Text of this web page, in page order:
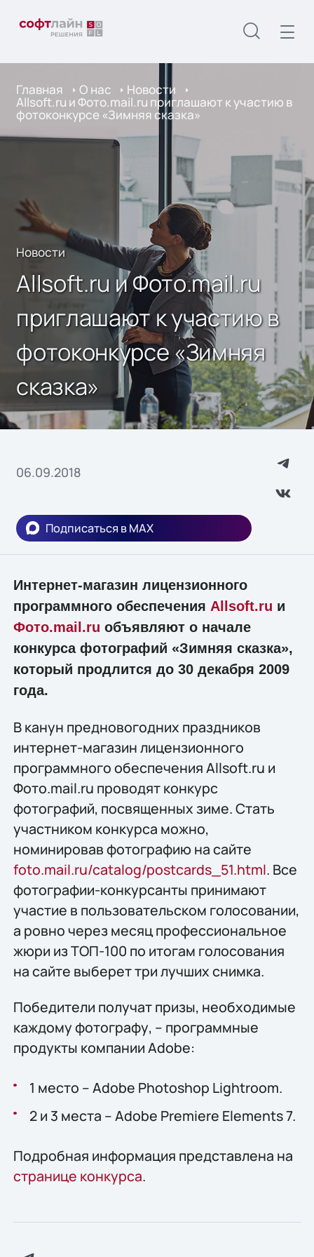
Главная О нас Новости
Allsoft.ru и Фото.mail.ru приглашают к участию в
фотоконкурсе «Зимняя сказка»
Новости
Allsoft.ru и Фото.mail.ru
приглашают к участию в
фотоконкурсе «Зимняя
сказка»
06.09.2018
Подписаться в MAX
Интернет-магазин лицензионного
программного обеспечения Allsoft.ru и
Фото.mail.ru объявляют о начале
конкурса фотографий «Зимняя сказка»,
который продлится до 30 декабря 2009
года.
В канун предновогодних праздников
интернет-магазин лицензионного
программного обеспечения Allsoft.ru и
Фото.mail.ru проводят конкурс
фотографий, посвященных зиме. Стать
участником конкурса можно,
номинировав фотографию на сайте
foto.mail.ru/catalog/postcards_51.html. Все
фотографии-конкурсанты принимают
участие в пользовательском голосовании,
а ровно через месяц профессиональное
жюри из ТОП-100 по итогам голосования
на сайте выберет три лучших снимка.
Победители получат призы, необходимые
каждому фотографу, – программные
продукты компании Adobe:
1 место – Adobe Photoshop Lightroom.
2 и 3 места – Adobe Premiere Elements 7.
Подробная информация представлена на
странице конкурса.